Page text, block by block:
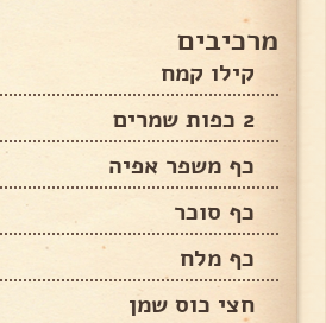
מרכיבים
קילו קמח
2 כפות שמרים
כף משפר אפיה
כף סוכר
כף מלח
חצי כוס שמן